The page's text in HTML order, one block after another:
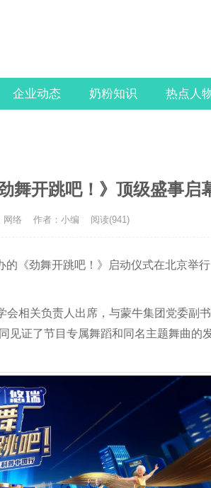
企业动态 奶粉知识 热点人
舞开跳吧！》顶级盛事启
网络 作者：小编 阅读(941)
《劲舞开跳吧！》启动仪式在北京举
相关负责人出席，与蒙牛集团党委副
见证了节目专属舞蹈和同名主题舞曲的